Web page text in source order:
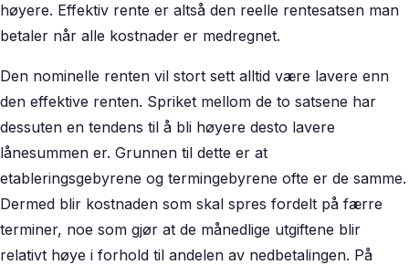
høyere. Effektiv rente er altså den reelle rentesatsen man
betaler når alle kostnader er medregnet.
Den nominelle renten vil stort sett alltid være lavere enn
den effektive renten. Spriket mellom de to satsene har
dessuten en tendens til å bli høyere desto lavere
lånesummen er. Grunnen til dette er at
etableringsgebyrene og termingebyrene ofte er de samme.
Dermed blir kostnaden som skal spres fordelt på færre
terminer, noe som gjør at de månedlige utgiftene blir
relativt høye i forhold til andelen av nedbetalingen. På